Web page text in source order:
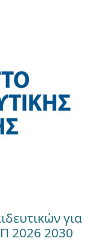
για
2026 2030